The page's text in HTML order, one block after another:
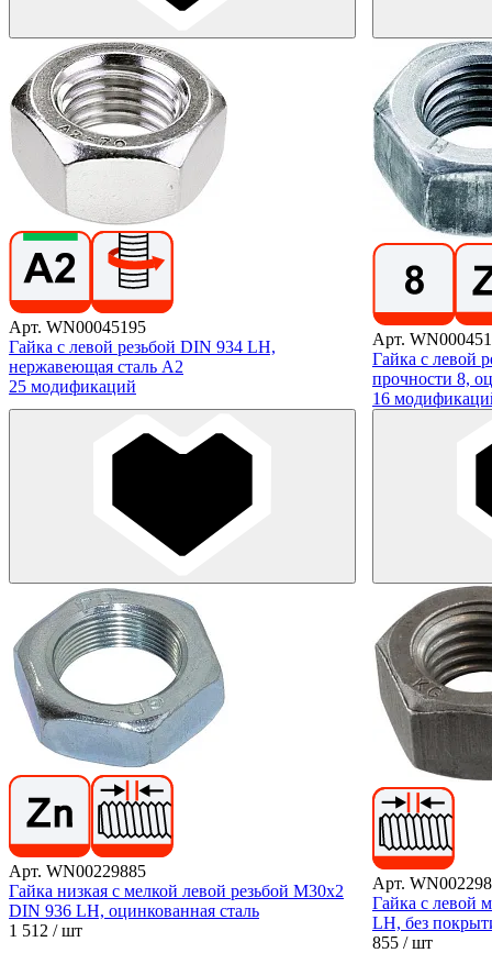
Арт. WN00045195
Гайка с левой резьбой DIN 934 LH,
нержавеющая сталь А2
25 модификаций
Арт.
Гайка с левой
прочности 8,
16
Арт. WN00229885
Гайка низкая с мелкой левой резьбой М30х2
DIN 936 LH, оцинкованная сталь
1 512 / шт
Арт.
Гайка с левой
LH, без
855 / шт